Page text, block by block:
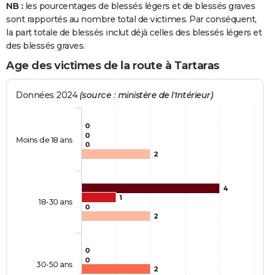
NB : les pourcentages de blessés légers et de blessés graves
sont rapportés au nombre total de victimes. Par conséquent,
la part totale de blessés inclut déjà celles des blessés légers et
des blessés graves.
Age des victimes de la route à Tartaras
Données 2024 (source : ministère de l'Intérieur)
0
4
0
0
1
0
0
0
2
2
2
Moins de 18 ans
18-30 ans
30-50 ans